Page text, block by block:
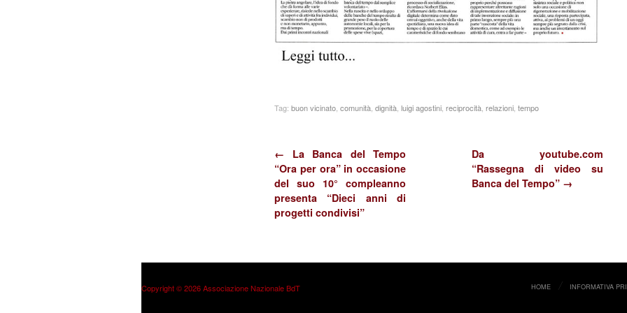
Tag: buon vicinato comunità dignità luigi agostini reciprocità relazioni tempo
← La Banca del Tempo
“Ora per ora” in occasione
del suo 10° compleanno
presenta “Dieci anni di
progetti condivisi”
Da youtube.com
“Rassegna di video su
Banca del Tempo” →
Copyright © 2026 Associazione Nazionale BdT HOME INFORMATIVA